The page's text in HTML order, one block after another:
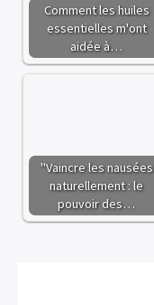
Comment les huiles
essentielles m'ont
aidée à…
"Vaincre les nausées
naturellement : le
pouvoir des…